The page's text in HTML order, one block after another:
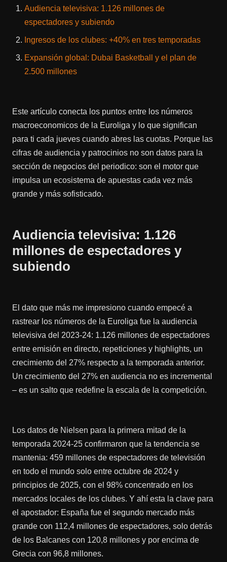
Audiencia televisiva: 1.126 millones de
espectadores y subiendo
Ingresos de los clubes: +40% en tres temporadas
Expansión global: Dubai Basketball y el plan de
2.500 millones
Este artículo conecta los puntos entre los números
macroeconomicos de la Euroliga y lo que significan
para ti cada jueves cuando abres las cuotas. Porque las
cifras de audiencia y patrocinios no son datos para la
sección de negocios del periodico: son el motor que
impulsa un ecosistema de apuestas cada vez más
grande y más sofisticado.
Audiencia televisiva: 1.126
millones de espectadores y
subiendo
El dato que más me impresiono cuando empecé a
rastrear los números de la Euroliga fue la audiencia
televisiva del 2023-24: 1.126 millones de espectadores
entre emisión en directo, repeticiones y highlights, un
crecimiento del 27% respecto a la temporada anterior.
Un crecimiento del 27% en audiencia no es incremental
– es un salto que redefine la escala de la competición.
Los datos de Nielsen para la primera mitad de la
temporada 2024-25 confirmaron que la tendencia se
mantenia: 459 millones de espectadores de televisión
en todo el mundo solo entre octubre de 2024 y
principios de 2025, con el 98% concentrado en los
mercados locales de los clubes. Y ahí esta la clave para
el apostador: España fue el segundo mercado más
grande con 112,4 millones de espectadores, solo detrás
de los Balcanes con 120,8 millones y por encima de
Grecia con 96,8 millones.